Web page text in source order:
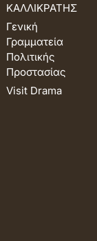
ΚΑΛΛΙΚΡΑΤΗΣ
Γενική
Γραμματεία
Πολιτικής
Προστασίας
Visit Drama